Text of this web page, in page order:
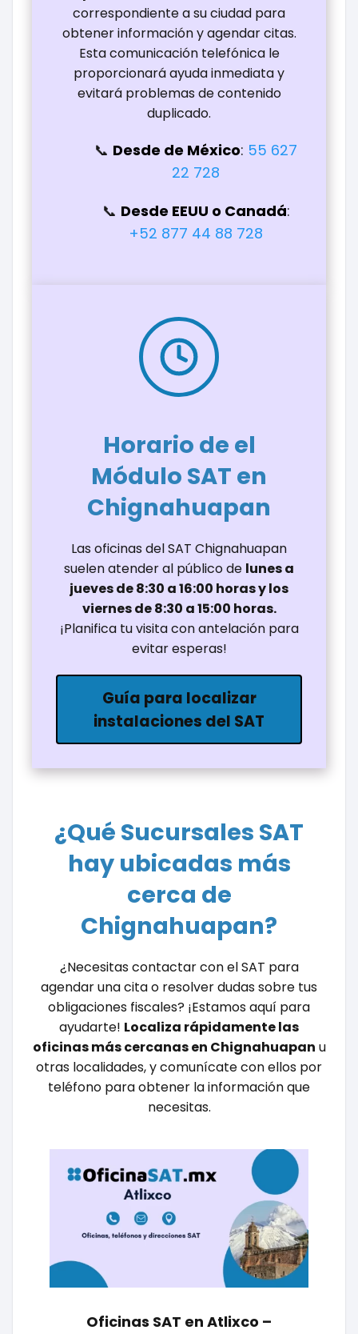
correspondiente a su ciudad para
obtener información y agendar citas.
Esta comunicación telefónica le
proporcionará ayuda inmediata y
evitará problemas de contenido
duplicado.
Desde de México: 55 627
22 728
Desde EEUU o Canadá:
+52 877 44 88 728
Horario de el
Módulo SAT en
Chignahuapan
Las oficinas del SAT Chignahuapan
suelen atender al público de lunes a
jueves de 8:30 a 16:00 horas y los
viernes de 8:30 a 15:00 horas.
¡Planifica tu visita con antelación para
evitar esperas!
Guía para localizar
instalaciones del SAT
¿Qué Sucursales SAT
hay ubicadas más
cerca de
Chignahuapan?
¿Necesitas contactar con el SAT para
agendar una cita o resolver dudas sobre tus
obligaciones fiscales? ¡Estamos aquí para
ayudarte! Localiza rápidamente las
oficinas más cercanas en Chignahuapan u
otras localidades, y comunícate con ellos por
teléfono para obtener la información que
necesitas.
Oficinas SAT en Atlixco –